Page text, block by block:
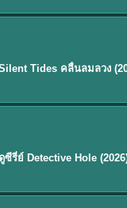
★9.5